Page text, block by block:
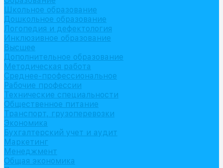
Школьное образование
Дошкольное образование
Логопедия и дефектология
Инклюзивное образование
Высшее
Дополнительное образование
Методическая работа
Среднее-профессиональное
Рабочие профессии
Технические специальности
Общественное питание
Транспорт, грузоперевозки
Экономика
Бухгалтерский учет и аудит
Маркетинг
Менеджмент
Общая экономика